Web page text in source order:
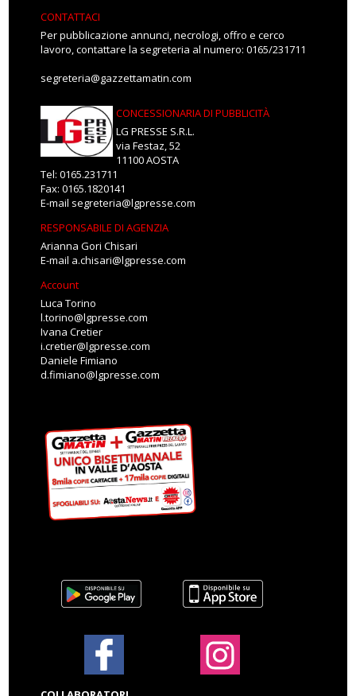
CONTATTACI
Per pubblicazione annunci, necrologi, offro e cerco
lavoro, contattare la segreteria al numero: 0165/231711
segreteria@gazzettamatin.com
CONCESSIONARIA DI PUBBLICITÀ
LG PRESSE S.R.L.
via Festaz, 52
11100 AOSTA
Tel: 0165.231711
Fax: 0165.1820141
E-mail segreteria@lgpresse.com
RESPONSABILE DI AGENZIA
Arianna Gori Chisari
E-mail a.chisari@lgpresse.com
Account
Luca Torino
l.torino@lgpresse.com
Ivana Cretier
i.cretier@lgpresse.com
Daniele Fimiano
d.fimiano@lgpresse.com